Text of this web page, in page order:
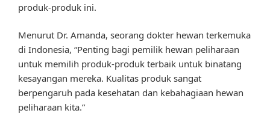
produk-produk ini.
Menurut Dr. Amanda, seorang dokter hewan terkemuka
di Indonesia, “Penting bagi pemilik hewan peliharaan
untuk memilih produk-produk terbaik untuk binatang
kesayangan mereka. Kualitas produk sangat
berpengaruh pada kesehatan dan kebahagiaan hewan
peliharaan kita.”